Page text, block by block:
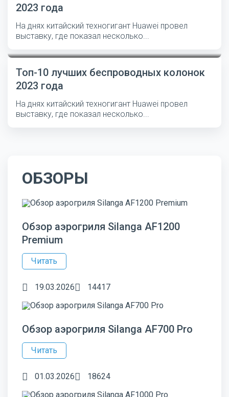
2023 года
На днях китайский техногигант Huawei провел
выставку, где показал несколько...
Топ-10 лучших беспроводных колонок
2023 года
На днях китайский техногигант Huawei провел
выставку, где показал несколько...
ОБЗОРЫ
Обзор аэрогриля Silanga AF1200
Premium
Читать
19.03.2026 14417
Обзор аэрогриля Silanga AF700 Pro
Читать
01.03.2026 18624